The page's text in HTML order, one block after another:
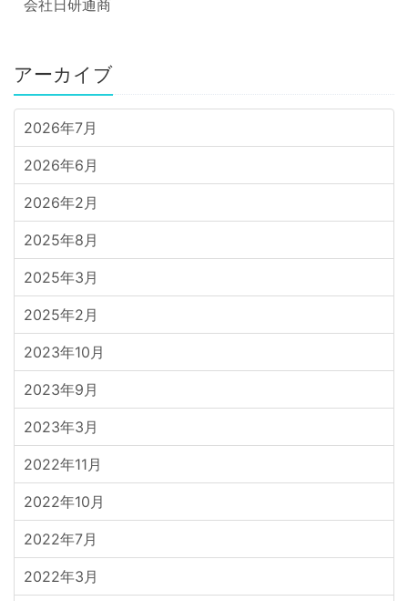
会社日研通商
アーカイブ
2026年7月
2026年6月
2026年2月
2025年8月
2025年3月
2025年2月
2023年10月
2023年9月
2023年3月
2022年11月
2022年10月
2022年7月
2022年3月